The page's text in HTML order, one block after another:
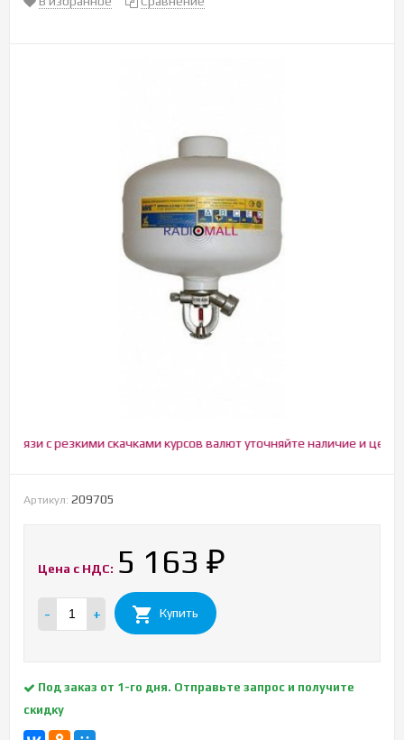
с резкими скачками курсов валют уточняйте наличие и цену!
Артикул: 209705
Цена с НДС: 5 163 ₽
- + Купить
Под заказ от 1-го дня. Отправьте запрос и получите
скидку